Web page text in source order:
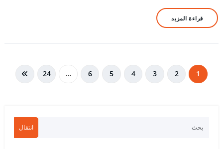
قراءة المزيد
تعدد 1
2
3
4
5
6
…
24
انتقال